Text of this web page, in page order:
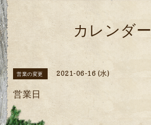
カレンダー
営業の変更 2021-06-16 (水)
営業日